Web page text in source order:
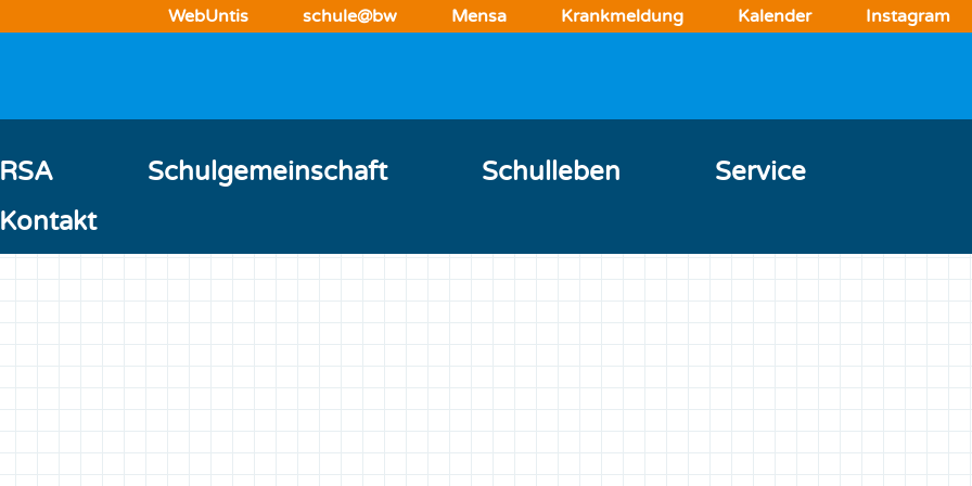
WebUntis schule@bw Mensa Krankmeldung Kalender Instagram
Schulgemeinschaft Schulleben
Service
Kontakt